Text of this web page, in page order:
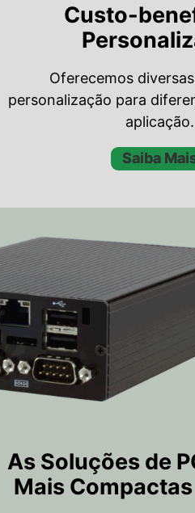
Custo-
Oferecemos
personalização para
aplicação.
Saiba
As Soluções de
Mais